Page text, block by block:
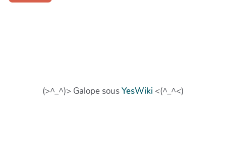
(>^_^)> Galope sousYesWiki <(^_^<)